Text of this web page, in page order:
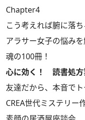
Chapter4
こう考えれば腑に落
アラサー女子の悩み
魂の100冊！
心に効く！ 読書処方
友達だから、本音でト
CREA世代ミステリー